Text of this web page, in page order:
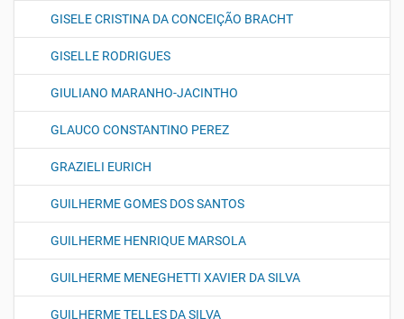
GISELE CRISTINA DA CONCEIÇÃO BRACHT
GISELLE RODRIGUES
GIULIANO MARANHO-JACINTHO
GLAUCO CONSTANTINO PEREZ
GRAZIELI EURICH
GUILHERME GOMES DOS SANTOS
GUILHERME HENRIQUE MARSOLA
GUILHERME MENEGHETTI XAVIER DA SILVA
GUILHERME TELLES DA SILVA